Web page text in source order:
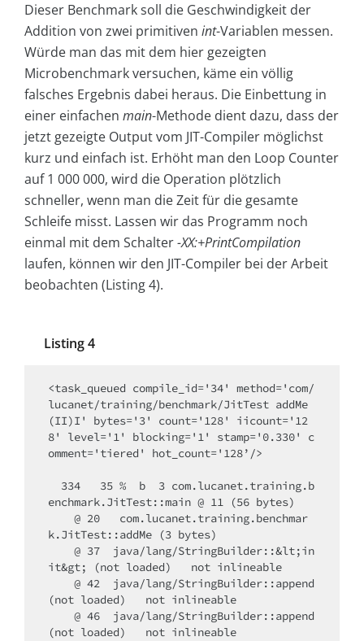
Dieser Benchmark soll die Geschwindigkeit der
Addition von zwei primitiven int-Variablen messen.
Würde man das mit dem hier gezeigten
Microbenchmark versuchen, käme ein völlig
falsches Ergebnis dabei heraus. Die Einbettung in
einer einfachen main-Methode dient dazu, dass der
jetzt gezeigte Output vom JIT-Compiler möglichst
kurz und einfach ist. Erhöht man den Loop Counter
auf 1 000 000, wird die Operation plötzlich
schneller, wenn man die Zeit für die gesamte
Schleife misst. Lassen wir das Programm noch
einmal mit dem Schalter-XX:+PrintCompilation
laufen, können wir den JIT-Compiler bei der Arbeit
beobachten (Listing 4).
Listing 4
<task_queued compile_id='34' method='com/
lucanet/training/benchmark/JitTest addMe
(II)I' bytes='3' count='128' iicount='12
8' level='1' blocking='1' stamp='0.330' c
omment='tiered' hot_count='128’/>​
enchmark.JitTest::main @ 11 (56 bytes)​
k.JitTest::addMe (3 bytes)​
it&gt; (not loaded)   not inlineable​
(not loaded)   not inlineable​
(not loaded)   not inlineable​